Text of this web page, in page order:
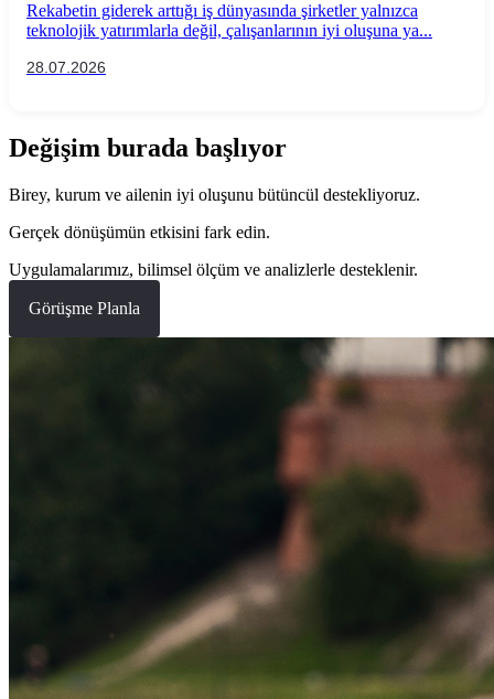
Uygulamaları
Rekabetin giderek arttığı iş dünyasında şirketler yalnızca
teknolojik yatırımlarla değil, çalışanlarının iyi oluşuna ya...
28.07.2026
Değişim burada başlıyor
Birey, kurum ve ailenin iyi oluşunu bütüncül destekliyoruz.
Gerçek dönüşümün etkisini fark edin.
Uygulamalarımız, bilimsel ölçüm ve analizlerle desteklenir.
Görüşme Planla